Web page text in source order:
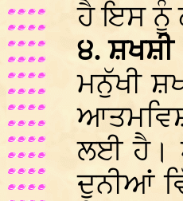
ਹੈ ਇਸ ਨੂੰ
੪. ਸ਼ਖਸ਼ੀ
ਮਨੁੱਖੀ
ਲਈ ਹੈ।
ਦੁਨੀਆਂ